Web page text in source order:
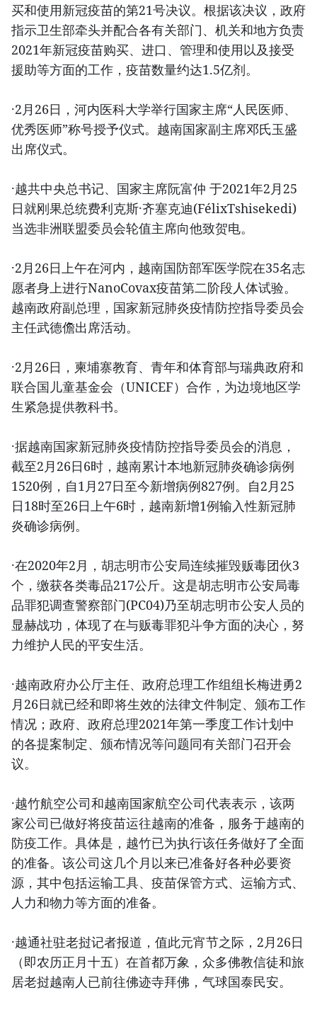
买和使用新冠疫苗的第21号决议。根据该决议，政府
指示卫生部牵头并配合各有关部门、机关和地方负责
2021年新冠疫苗购买、进口、管理和使用以及接受
援助等方面的工作，疫苗数量约达1.5亿剂。
·2月26日，河内医科大学举行国家主席“人民医师、
优秀医师”称号授予仪式。越南国家副主席邓氏玉盛
出席仪式。
·越共中央总书记、国家主席阮富仲 于2021年2月25
日就刚果总统费利克斯·齐塞克迪(FélixTshisekedi)
当选非洲联盟委员会轮值主席向他致贺电。
·2月26日上午在河内，越南国防部军医学院在35名志
愿者身上进行NanoCovax疫苗第二阶段人体试验。
越南政府副总理，国家新冠肺炎疫情防控指导委员会
主任武德儋出席活动。
·2月26日，柬埔寨教育、青年和体育部与瑞典政府和
联合国儿童基金会（UNICEF）合作，为边境地区学
生紧急提供教科书。
·据越南国家新冠肺炎疫情防控指导委员会的消息，
截至2月26日6时，越南累计本地新冠肺炎确诊病例
1520例，自1月27日至今新增病例827例。自2月25
日18时至26日上午6时，越南新增1例输入性新冠肺
炎确诊病例。
·在2020年2月，胡志明市公安局连续摧毁贩毒团伙3
个，缴获各类毒品217公斤。这是胡志明市公安局毒
品罪犯调查警察部门(PC04)乃至胡志明市公安人员的
显赫战功，体现了在与贩毒罪犯斗争方面的决心，努
力维护人民的平安生活。
·越南政府办公厅主任、政府总理工作组组长梅进勇2
月26日就已经和即将生效的法律文件制定、颁布工作
情况；政府、政府总理2021年第一季度工作计划中
的各提案制定、颁布情况等问题同有关部门召开会
议。
·越竹航空公司和越南国家航空公司代表表示，该两
家公司已做好将疫苗运往越南的准备，服务于越南的
防疫工作。具体是，越竹已为执行该任务做好了全面
的准备。该公司这几个月以来已准备好各种必要资
源，其中包括运输工具、疫苗保管方式、运输方式、
人力和物力等方面的准备。
·越通社驻老挝记者报道，值此元宵节之际，2月26日
（即农历正月十五）在首都万象，众多佛教信徒和旅
居老挝越南人已前往佛迹寺拜佛，气球国泰民安。